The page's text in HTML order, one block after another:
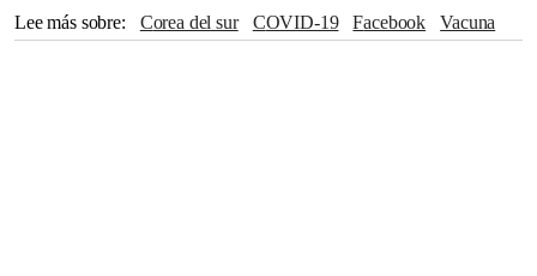
Lee más sobre
corea del sur COVID-19 Facebook
Vacuna